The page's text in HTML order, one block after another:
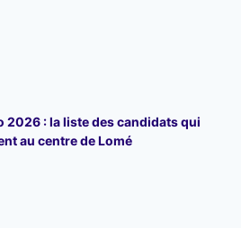
2026 : la liste des candidats qui
au centre de Lomé